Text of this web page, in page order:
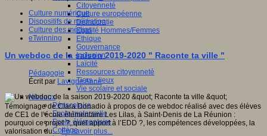
Citoyenneté
Culture européenne
Démocratie
Egalité Hommes/Femmes
Ethique
Gouvernance
Inclusion
Laïcité
Ressources citoyenneté
Tiers - lieux
Vie scolaire et sociale
Niveaux
Périscolaire
Ecole maternelle
Ecole élémentaire
Collège
Culture numérique
Dispositifs de médiation
Culture des médias
eTwinning
Un webdoc de la saison 2019-2020 " Raconte ta ville "
Pédagogie
Écrit par Lavigne Anne
Témoignage de Clara Donadio à propos de ce webdoc réalisé avec des élèves
de CE1 de l’école élémentaire Les Lilas, à Saint-Denis de La Réunion :
pourquoi ce projet ?, quel apport à l’EDD ?, les compétences développées, la
valorisation du…En savoir plus...